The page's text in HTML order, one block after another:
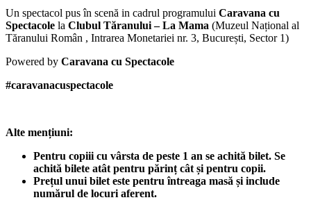
Un spectacol pus în scenă in cadrul programului Caravana cu
Spectacole la Clubul Tăranului – La Mama (Muzeul Național al
Tăranului Român , Intrarea Monetariei nr. 3, București, Sector 1)
Powered by Caravana cu Spectacole
#caravanacuspectacole
Alte mențiuni:
Pentru copiii cu vârsta de peste 1 an se achită bilet. Se
achită bilete atât pentru părinț cât și pentru copii.
Prețul unui bilet este pentru întreaga masă și include
numărul de locuri aferent.